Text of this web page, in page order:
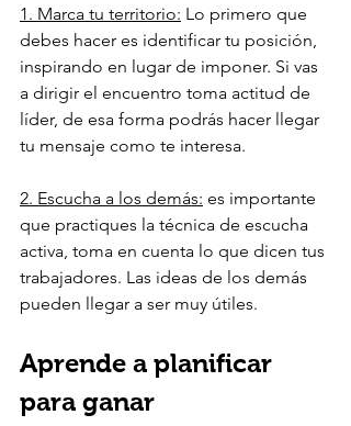
1. Marca tu territorio: Lo primero que
debes hacer es identificar tu posición,
inspirando en lugar de imponer. Si vas
a dirigir el encuentro toma actitud de
líder, de esa forma podrás hacer llegar
tu mensaje como te interesa.
2. Escucha a los demás: es importante
que practiques la técnica de escucha
activa, toma en cuenta lo que dicen tus
trabajadores. Las ideas de los demás
pueden llegar a ser muy útiles.
Aprende a planificar
para ganar